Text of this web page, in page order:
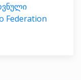
Federation